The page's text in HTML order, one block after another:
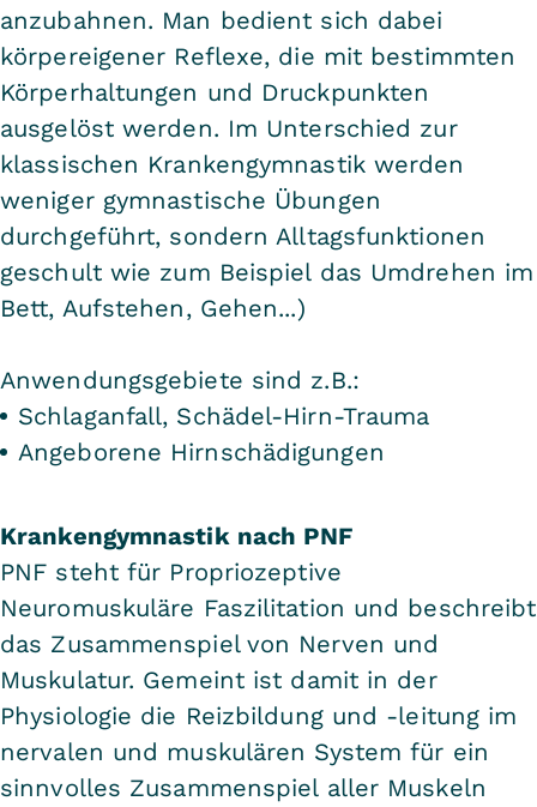
anzubahnen. Man bedient sich dabei
körpereigener Reflexe, die mit bestimmten
Körperhaltungen und Druckpunkten
ausgelöst werden. Im Unterschied zur
klassischen Krankengymnastik werden
weniger gymnastische Übungen
durchgeführt, sondern Alltagsfunktionen
geschult wie zum Beispiel das Umdrehen im
Bett, Aufstehen, Gehen...)
Anwendungsgebiete sind z.B.:
Schlaganfall, Schädel-Hirn-Trauma
Angeborene Hirnschädigungen
Krankengymnastik nach PNF
PNF steht für Propriozeptive
Neuromuskuläre Faszilitation und beschreibt
das Zusammenspiel von Nerven und
Muskulatur. Gemeint ist damit in der
Physiologie die Reizbildung und -leitung im
nervalen und muskulären System für ein
sinnvolles Zusammenspiel aller Muskeln